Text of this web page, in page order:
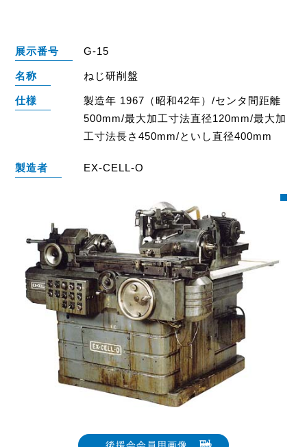
展示番号 G-15
名称 ねじ研削盤
仕様
製造年 1967（昭和42年）/センタ間距離
500mm/最大加工寸法直径120mm/最大加
工寸法長さ450mm/といし直径400mm
製造者 EX-CELL-O